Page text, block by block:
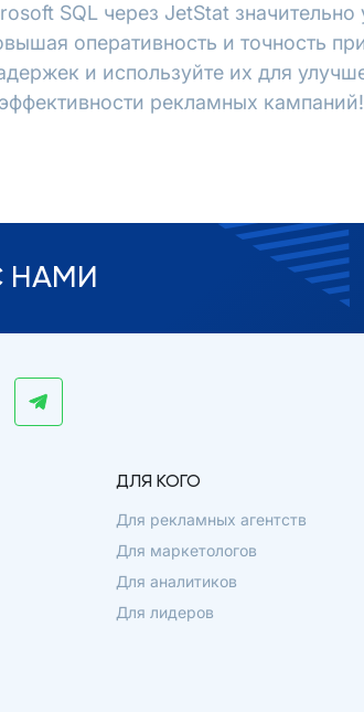
SQL через JetStat значительно
оперативность и точность
и используйте их для
рекламных кампаний!
НАМИ
ДЛЯ КОГО
Для рекламных агентств
Для маркетологов
Для аналитиков
Для лидеров